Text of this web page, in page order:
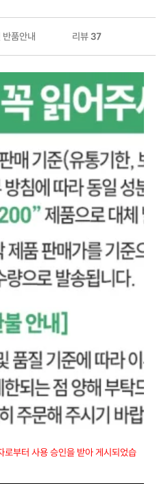
반품안내 리뷰37
부터 사용 승인을 받아 게시되었습